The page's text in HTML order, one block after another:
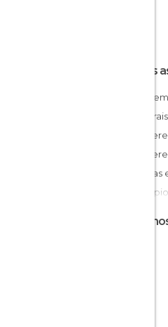
Todas
Bares
De
De
Ruas